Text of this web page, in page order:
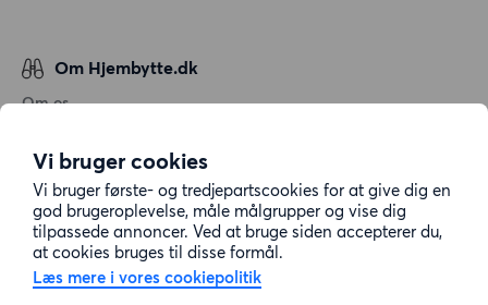
Vi bruger cookies
Vi bruger første- og tredjepartscookies for at give dig en
god brugeroplevelse, måle målgrupper og vise dig
tilpassede annoncer. Ved at bruge siden accepterer du,
at cookies bruges til disse formål.
Læs mere i vores cookiepolitik
Om Hjembytte.dk
Om os
Behandling af personoplysninger
Cookiepolitik
Sitemap